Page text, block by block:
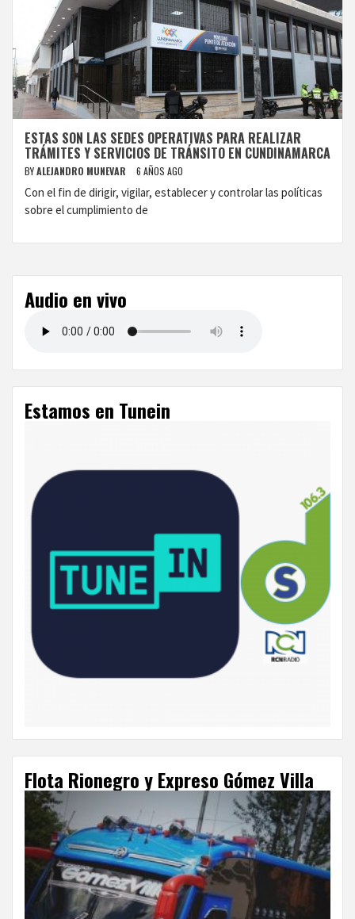
ESTAS SON LAS SEDES OPERATIVAS PARA REALIZAR
TRÁMITES Y SERVICIOS DE TRÁNSITO EN CUNDINAMARCA
BYALEJANDRO MUNEVAR 6 AÑOS AGO
Con el fin de dirigir, vigilar, establecer y controlar las políticas
sobre el cumplimiento de
Audio en vivo
Estamos en Tunein
Flota Rionegro y Expreso Gómez Villa